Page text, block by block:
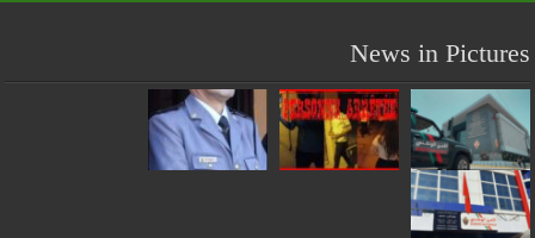
News in Pictures